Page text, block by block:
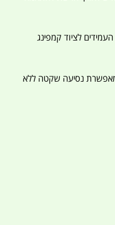
העמידים לציוד קמפינג
נסיעה שקטה ללא